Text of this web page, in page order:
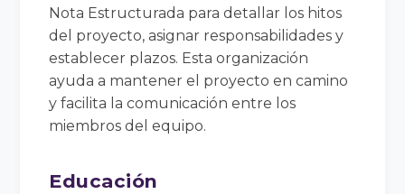
Nota Estructurada para detallar los hitos
del proyecto, asignar responsabilidades y
establecer plazos. Esta organización
ayuda a mantener el proyecto en camino
y facilita la comunicación entre los
miembros del equipo.
Educación